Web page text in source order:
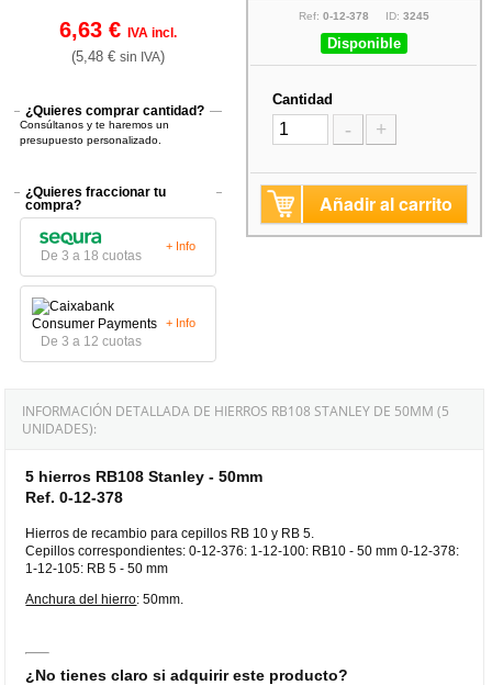
6,63 €IVA incl.
(5,48 €sin IVA)
¿Quieres comprar cantidad?
Consúltanos y te haremos un
presupuesto personalizado.
¿Quieres fraccionar tu
compra?
De 3 a 18 cuotas
+ Info
De 3 a 12 cuotas
+ Info
Ref: 0-12-378 ID: 3245
Disponible
Cantidad
- +
Añadir al carrito
INFORMACIÓN DETALLADA DE HIERROS RB108 STANLEY DE 50MM (5
UNIDADES):
5 hierros RB108 Stanley - 50mm
Ref. 0-12-378
Hierros de recambio para cepillos RB 10 y RB 5.
Cepillos correspondientes: 0-12-376: 1-12-100: RB10 - 50 mm 0-12-378:
1-12-105: RB 5 - 50 mm
Anchura del hierro: 50mm.
¿No tienes claro si adquirir este producto?